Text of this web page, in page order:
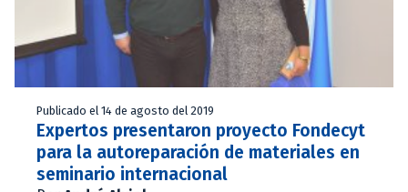
Publicado el 14 de agosto del 2019
Expertos presentaron proyecto Fondecyt
para la autoreparación de materiales en
seminario internacional